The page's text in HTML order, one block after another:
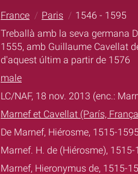
France Paris
1546 - 1595
Treballà amb la seva germana
1555, amb Guillaume Cavellat
d'aquest últim a partir de 1576
male
LC/NAF, 18 nov. 2013 (enc.:
Marnef et Cavellat (París,
De Marnef, Hiérosme, 1515-
Marnef. H. de (Hiérosme),
Marnef, Hieronymus de, 1515-